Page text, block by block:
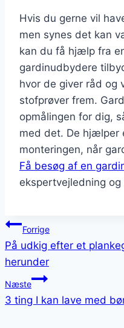
Hvis du gerne vil
men synes det kan
kan du få hjælp fra
gardinudbydere
hvor de giver råd og
stofprøver frem.
opmålingen for dig,
med det. De hjælper
monteringen, når
Få besøg af en
ekspertvejledning
Forrige
På udkig efter et
herunder
Næste
3 ting I kan lave med